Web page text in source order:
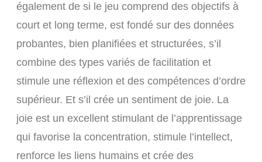
également de si le jeu comprend des objectifs à
court et long terme, est fondé sur des données
probantes, bien planifiées et structurées, s’il
combine des types variés de facilitation et
stimule une réflexion et des compétences d’ordre
supérieur. Et s’il crée un sentiment de joie. La
joie est un excellent stimulant de l’apprentissage
qui favorise la concentration, stimule l’intellect,
renforce les liens humains et crée des